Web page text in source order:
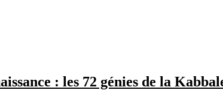
: les 72 génies de la